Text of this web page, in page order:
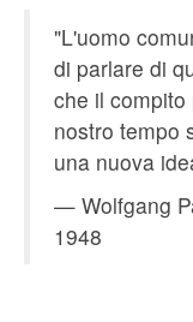
"L'uomo
di parlare di
che il
nostro tempo
una nuova
— Wolfgang
1948